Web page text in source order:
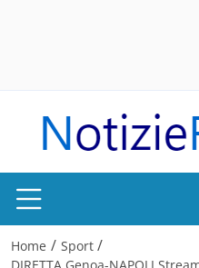
Home / Sport /